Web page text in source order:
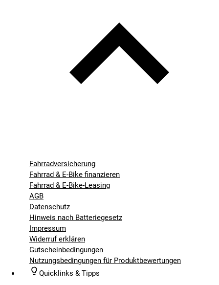
Fahrradversicherung
Fahrrad & E-Bike finanzieren
Fahrrad & E-Bike-Leasing
AGB
Datenschutz
Hinweis nach Batteriegesetz
Impressum
Widerruf erklären
Gutscheinbedingungen
Nutzungsbedingungen für Produktbewertungen
Quicklinks & Tipps